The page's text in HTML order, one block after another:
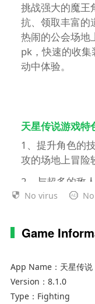
挑战强大的魔王
抗、领取丰富的
热闹的公会场地
pk，快速的收
动中体验。
天星传说游戏特
1、提升角色的
攻的场地上冒险
2、与超多的敌
解锁出来；
赋、技能。
No virus
Game
App Name： 天星传说
Version： 8.1.0
Type： Fighting